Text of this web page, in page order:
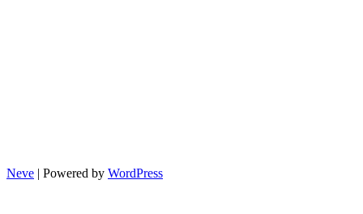
Neve | Powered by WordPress